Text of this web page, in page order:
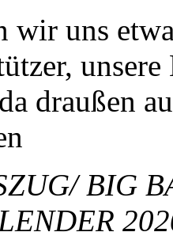
wir uns
draußen
BIG